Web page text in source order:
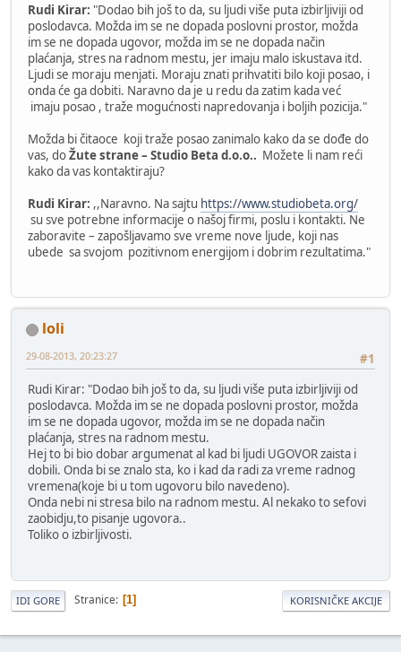
Rudi Kirar: "Dodao bih još to da, su ljudi više puta izbirljiviji od
poslodavca. Možda im se ne dopada poslovni prostor, možda
im se ne dopada ugovor, možda im se ne dopada način
plaćanja, stres na radnom mestu, jer imaju malo iskustava itd.
Ljudi se moraju menjati. Moraju znati prihvatiti bilo koji posao, i
onda će ga dobiti. Naravno da je u redu da zatim kada već
imaju posao , traže mogućnosti napredovanja i boljih pozicija."
Možda bi čitaoce koji traže posao zanimalo kako da se dođe do
vas, doŽute strane – Studio Beta d.o.o.. Možete li nam reći
kako da vas kontaktiraju?
Rudi Kirar: ,,Naravno. Na sajtu https://www.studiobeta.org/
su sve potrebne informacije o našoj firmi, poslu i kontakti. Ne
zaboravite – zapošljavamo sve vreme nove ljude, koji nas
ubede sa svojom pozitivnom energijom i dobrim rezultatima."
loli
#1
29-08-2013, 20:23:27
Rudi Kirar: "Dodao bih još to da, su ljudi više puta izbirljiviji od
poslodavca. Možda im se ne dopada poslovni prostor, možda
im se ne dopada ugovor, možda im se ne dopada način
plaćanja, stres na radnom mestu.
Hej to bi bio dobar argumenat al kad bi ljudi UGOVOR zaista i
dobili. Onda bi se znalo sta, ko i kad da radi za vreme radnog
vremena(koje bi u tom ugovoru bilo navedeno).
Onda nebi ni stresa bilo na radnom mestu. Al nekako to sefovi
zaobidju,to pisanje ugovora..
Toliko o izbirljivosti.
IDI GORE Stranice 1 KORISNIČKE AKCIJE